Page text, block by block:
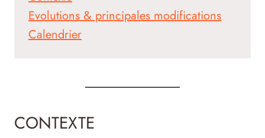
Evolutions & principales modifications
Calendrier
CONTEXTE